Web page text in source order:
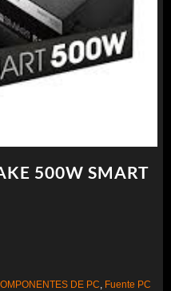
500W SMART
DE PC Fuente PC